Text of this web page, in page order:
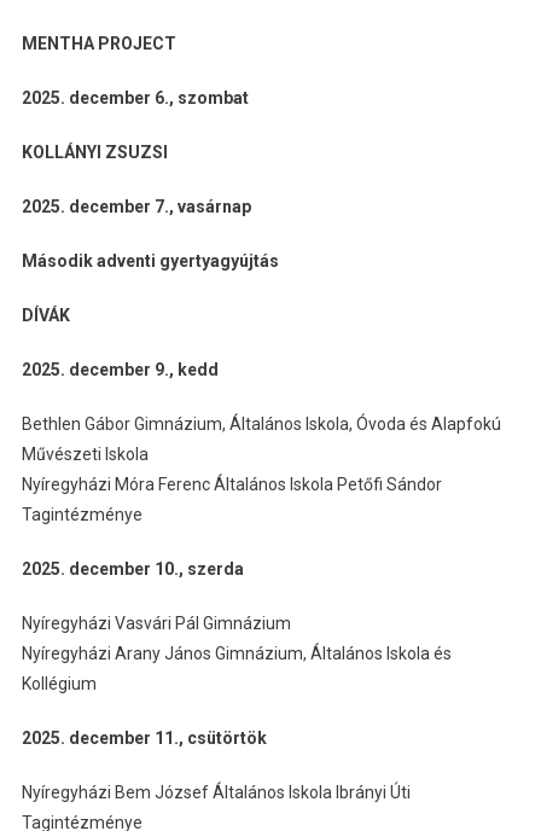
MENTHA PROJECT
2025. december 6., szombat
KOLLÁNYI ZSUZSI
2025. december 7., vasárnap
Második adventi gyertyagyújtás
DÍVÁK
2025. december 9., kedd
Bethlen Gábor Gimnázium, Általános Iskola, Óvoda és Alapfokú
Művészeti Iskola
Nyíregyházi Móra Ferenc Általános Iskola Petőfi Sándor
Tagintézménye
2025. december 10., szerda
Nyíregyházi Vasvári Pál Gimnázium
Nyíregyházi Arany János Gimnázium, Általános Iskola és
Kollégium
2025. december 11., csütörtök
Nyíregyházi Bem József Általános Iskola Ibrányi Úti
Tagintézménye